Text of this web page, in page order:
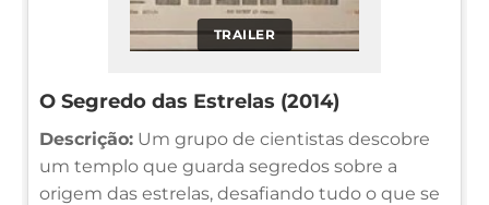
TRAILER
O Segredo das Estrelas (2014)
Descrição: Um grupo de cientistas descobre
um templo que guarda segredos sobre a
origem das estrelas, desafiando tudo o que se